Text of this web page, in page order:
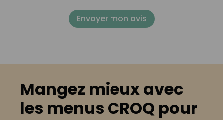
Envoyer mon avis
Mangez mieux avec
les menus CROQ pour